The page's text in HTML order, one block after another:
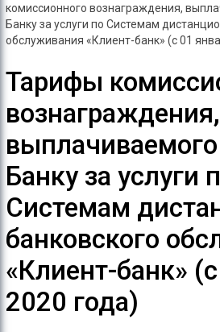
комиссионного вознаграждения,
Банку за услуги по Системам
обслуживания «Клиент-банк» (с 01
Тарифы
вознаграждения,
Банку за услуги
Системам
банковского
«Клиент-банк»
2020 года)